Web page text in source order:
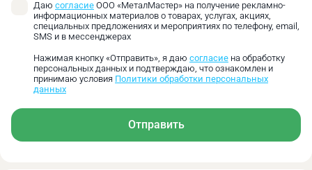
Даю согласие ООО «МеталМастер» на получение рекламно-
информационных материалов о товарах, услугах, акциях,
специальных предложениях и мероприятиях по телефону, email,
SMS и в мессенджерах
Нажимая кнопку «Отправить», я даю согласие на обработку
персональных данных и подтверждаю, что ознакомлен и
принимаю условия Политики обработки персональных
данных
Отправить